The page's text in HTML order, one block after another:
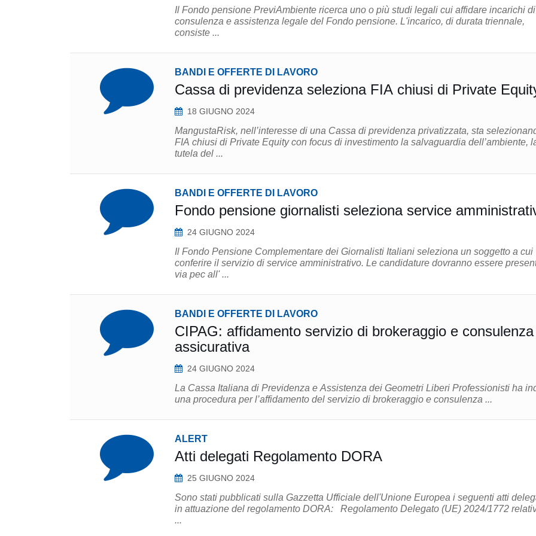
Il Fondo pensione PreviAmbiente ricerca uno o più studi legali cui affidare incarichi di
consulenza e assistenza legale del Fondo pensione. L'incarico, di durata triennale,
consiste ...
BANDI E OFFERTE DI LAVORO
Cassa di previdenza seleziona FIA chiusi di Private
18 GIUGNO 2024
MangustaRisk, nell’interesse di una Cassa di previdenza privatizzata, sta
FIA chiusi di Private Equity con focus di investimento la salvaguardia dell’ambiente,
tutela del ...
BANDI E OFFERTE DI LAVORO
Fondo pensione giornalisti seleziona service
24 GIUGNO 2024
Il Fondo Pensione Complementare dei Giornalisti Italiani seleziona un soggetto a cui
conferire il servizio di service amministrativo. Le candidature dovranno essere presentate
via pec all' ...
BANDI E OFFERTE DI LAVORO
CIPAG: affidamento servizio di brokeraggio e consulenza
assicurativa
24 GIUGNO 2024
La Cassa Italiana di Previdenza e Assistenza dei Geometri Liberi Professionisti ha
una procedura per l’affidamento del servizio di brokeraggio e consulenza ...
ALERT
Atti delegati Regolamento DORA
25 GIUGNO 2024
Sono stati pubblicati sulla Gazzetta Ufficiale dell'Unione Europea i seguenti atti
in attuazione del regolamento DORA: Regolamento Delegato (UE) 2024/1772 relativo ai
...